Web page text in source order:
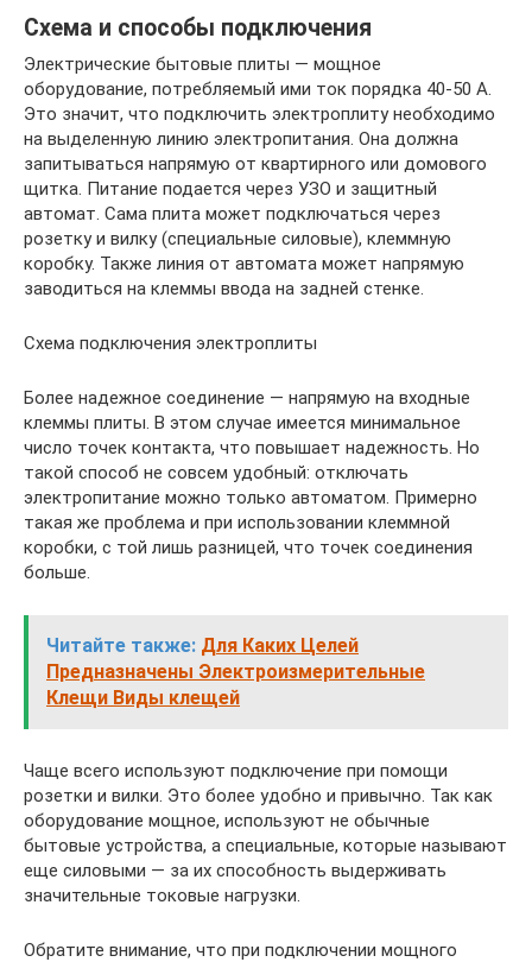
Схема и способы подключения
Электрические бытовые плиты — мощное
оборудование, потребляемый ими ток порядка 40-50 А.
Это значит, что подключить электроплиту необходимо
на выделенную линию электропитания. Она должна
запитываться напрямую от квартирного или домового
щитка. Питание подается через УЗО и защитный
автомат. Сама плита может подключаться через
розетку и вилку (специальные силовые), клеммную
коробку. Также линия от автомата может напрямую
заводиться на клеммы ввода на задней стенке.
Схема подключения электроплиты
Более надежное соединение — напрямую на входные
клеммы плиты. В этом случае имеется минимальное
число точек контакта, что повышает надежность. Но
такой способ не совсем удобный: отключать
электропитание можно только автоматом. Примерно
такая же проблема и при использовании клеммной
коробки, с той лишь разницей, что точек соединения
больше.
Читайте также: Для Каких Целей
Предназначены Электроизмерительные
Клещи Виды клещей
Чаще всего используют подключение при помощи
розетки и вилки. Это более удобно и привычно. Так как
оборудование мощное, используют не обычные
бытовые устройства, а специальные, которые называют
еще силовыми — за их способность выдерживать
значительные токовые нагрузки.
Обратите внимание, что при подключении мощного